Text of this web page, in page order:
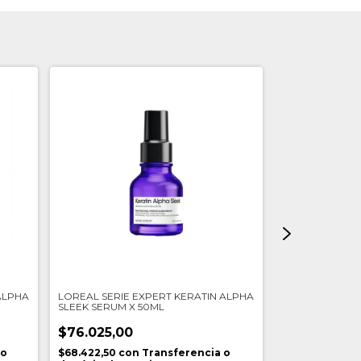
LOREAL SERIE EXPERT KERATIN ALPHA
SLEEK SERUM X 50ML
$76.025,00
$68.422,50 con Transferencia o